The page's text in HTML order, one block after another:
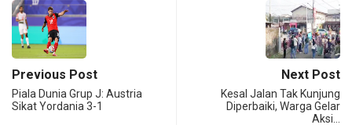
Previous Post
Piala Dunia Grup J: Austria
Sikat Yordania 3-1
Next Post
Kesal Jalan Tak Kunjung
Diperbaiki, Warga Gelar
Aksi…